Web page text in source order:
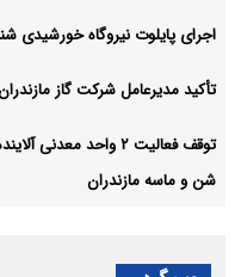
اجرای پایلوت نیروگاه خورشیدی
تأکید مدیرعامل شرکت گاز
توقف فعالیت ۲ واحد
شن و ماسه مازندران